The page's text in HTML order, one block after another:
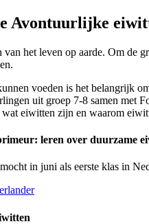
Avontuurlijke
het leven op aarde. Om de
voeden is het belangrijk
uit groep 7-8 samen met
eiwitten zijn en waarom
leren over duurzame
in juni als eerste klas in